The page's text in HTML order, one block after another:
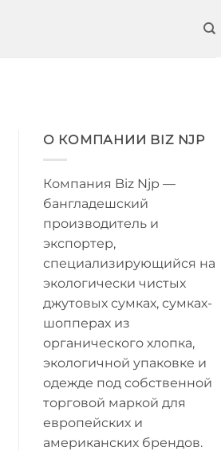
О КОМПАНИИ BIZ NJP
Компания Biz Njp —
бангладешский
производитель и
экспортер,
специализирующийся на
экологически чистых
джутовых сумках, сумках-
шопперах из
органического хлопка,
экологичной упаковке и
одежде под собственной
торговой маркой для
европейских и
американских брендов.